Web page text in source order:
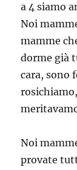
a 4 siamo
Noi
mamme
dorme già
cara, sono
Noi
provate